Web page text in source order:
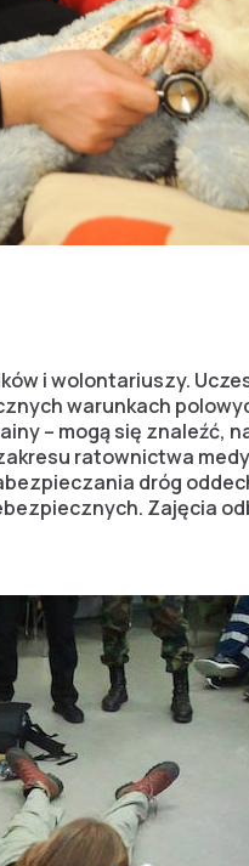
i wolontariuszy.
warunkach
– mogą się znaleźć,
ratownictwa
dróg
Zajęcia